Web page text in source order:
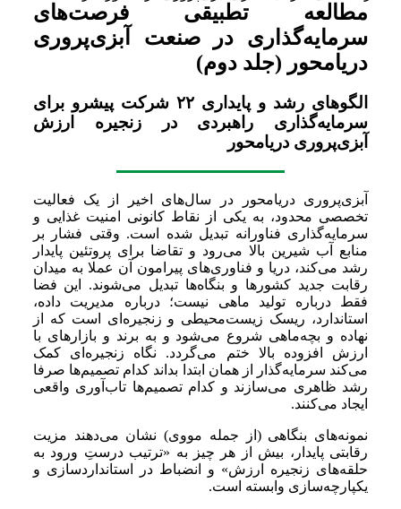
مطالعه تطبیقی فرصت‌های
سرمایه‌گذاری در صنعت آبزی‌پروری
دریامحور (جلد دوم)
الگوهای رشد و پایداری ۲۲ شرکت پیشرو برای
سرمایه‌گذاری راهبردی در زنجیره ارزش
آبزی‌پروری دریامحور
آبزی‌پروری دریامحور در سال‌های اخیر از یک فعالیت
تخصصی محدود، به یکی از نقاط کانونی امنیت غذایی و
سرمایه‌گذاری فناورانه تبدیل شده است. وقتی فشار بر
منابع آب شیرین بالا می‌رود و تقاضا برای پروتئین پایدار
رشد می‌کند، دریا و فناوری‌های پیرامون آن عملا به میدان
رقابت جدید کشورها و بنگاه‌ها تبدیل می‌شوند. این فضا
فقط درباره تولید ماهی نیست؛ درباره مدیریت داده،
استاندارد، ریسک زیست‌محیطی و زنجیره‌ای است که از
نهاده و بچه‌ماهی شروع می‌شود و به برند و بازارهای با
ارزش افزوده بالا ختم می‌گردد. نگاه زنجیره‌ای کمک
می‌کند سرمایه‌گذار از همان ابتدا بداند کدام تصمیم‌ها صرفا
رشد ظاهری می‌سازند و کدام تصمیم‌ها تاب‌آوری واقعی
ایجاد می‌کنند.
نمونه‌های بنگاهی (از جمله مووی) نشان می‌دهند مزیت
رقابتی پایدار، بیش از هر چیز به «ترتیب درستِ ورود به
حلقه‌های زنجیره ارزش» و انضباط در استانداردسازی و
یکپارچه‌سازی وابسته است.